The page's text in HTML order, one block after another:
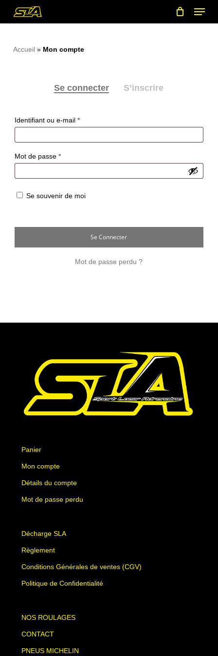
Menu
Accueil» Mon compte
Se connecter S’inscrire
Identifiant ou e-mail *Obligatoire
Mot de passe *Obligatoire
Se souvenir de moi
Se Connecter
Mot de passe perdu ?
Panier
Mon compte
Détails du compte
Mot de passe perdu
Décharge SLA
Règlement
Conditions Générales de ventes (CGV)
Politique de Confidentialité
NOS ROULAGES
CONTACT
PNEUS MICHELIN